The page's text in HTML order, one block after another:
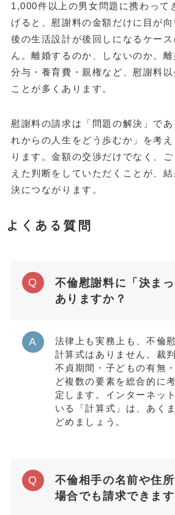
1,000件以上の男女問題に携わって
げると、慰謝料の金額だけに目が
後の生活設計が後回しになるケー
ん。離婚するのか、しないのか。
分与・養育費・親権など、慰謝料
ことが多くあります。
慰謝料の請求は「問題の解決」であ
れからの人生をどう歩むか」を考
ります。金額の交渉だけでなく、
えた判断をしていただくことが、
決につながります。
よくある質問
不倫慰謝料に「決ま
ありますか？
法律上も実務上も、不倫
計算式はありません。裁
不貞期間・子どもの有無
ど複数の要素を総合的に
定します。インターネッ
いる「計算式」は、あく
どめましょう。
不倫相手の名前や住
場合でも請求できます